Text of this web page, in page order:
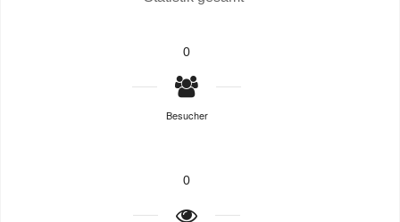
0
Besucher
0